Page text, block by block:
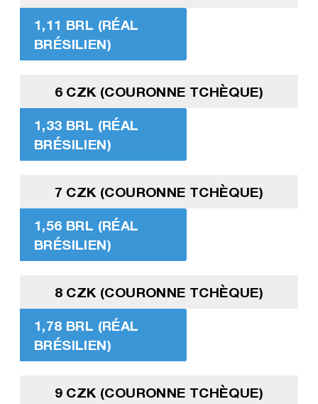
1,11 BRL (RÉAL
BRÉSILIEN)
6 CZK (COURONNE TCHÈQUE)
1,33 BRL (RÉAL
BRÉSILIEN)
7 CZK (COURONNE TCHÈQUE)
1,56 BRL (RÉAL
BRÉSILIEN)
8 CZK (COURONNE TCHÈQUE)
1,78 BRL (RÉAL
BRÉSILIEN)
9 CZK (COURONNE TCHÈQUE)